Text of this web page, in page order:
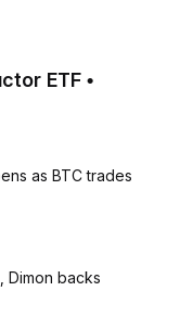
ETF •
as BTC trades
Dimon backs